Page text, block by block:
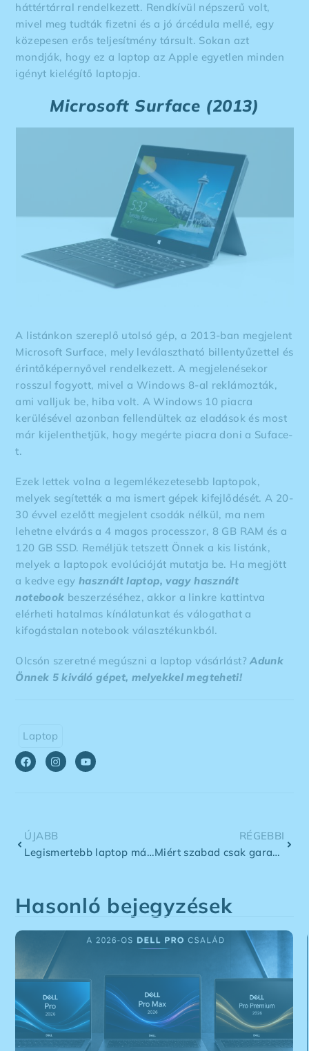
háttértárral rendelkezett. Rendkívül népszerű volt,
mivel meg tudták fizetni és a jó árcédula mellé, egy
közepesen erős teljesítmény társult. Sokan azt
mondják, hogy ez a laptop az Apple egyetlen minden
igényt kielégítő laptopja.
Microsoft Surface (2013)
A listánkon szereplő utolsó gép, a 2013-ban megjelent
Microsoft Surface, mely leválasztható billentyűzettel és
érintőképernyővel rendelkezett. A megjelenésekor
rosszul fogyott, mivel a Windows 8-al reklámozták,
ami valljuk be, hiba volt. A Windows 10 piacra
kerülésével azonban fellendültek az eladások és most
már kijelenthetjük, hogy megérte piacra doni a Suface-
t.
Ezek lettek volna a legemlékezetesebb laptopok,
melyek segítették a ma ismert gépek kifejlődését. A 20-
30 évvel ezelőtt megjelent csodák nélkül, ma nem
lehetne elvárás a 4 magos processzor, 8 GB RAM és a
120 GB SSD. Reméljük tetszett Önnek a kis listánk,
melyek a laptopok evolúcióját mutatja be. Ha megjött
a kedve egy használt laptop, vagy használt
notebook beszerzéséhez, akkor a linkre kattintva
elérheti hatalmas kínálatunkat és válogathat a
kifogástalan notebook választékunkból.
Olcsón szeretné megúszni a laptop vásárlást? Adunk
Önnek 5 kiváló gépet, melyekkel megteheti!
Laptop
ÚJABB
Legismertebb laptop márkák – Lenovo
RÉGEBBI
Miért szabad csak garanciával rendelkező notebookokat vásárolni?
Hasonló bejegyzések